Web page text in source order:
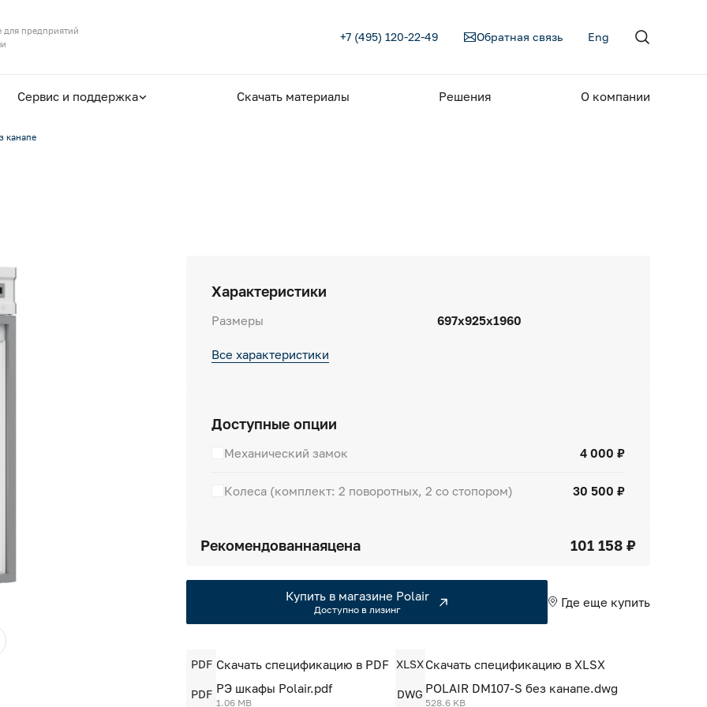
предприятий
+7 (495) 120-22-49 Обратная связь Eng
Сервис и поддержка Скачать материалы Решения О компании
канапе
Характеристики
Размеры 697х925х1960
Все характеристики
Доступные опции
Механический замок 4 000 ₽
Колеса (комплект: 2 поворотных, 2 со стопором) 30 500 ₽
Рекомендованнаяцена 101 158 ₽
Купить в магазине Polair
Доступно в лизинг
Где еще купить
PDF Скачать спецификацию в PDF XLSXСкачать спецификацию в XLSX
PDF РЭ шкафы Polair.pdf
1.06 MB
DWG POLAIR DM107-S без канапе.dwg
528.6 KB